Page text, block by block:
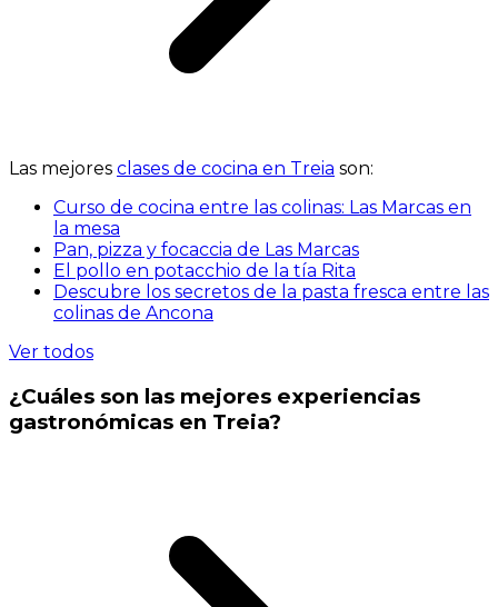
Las mejores clases de cocina en Treia son:
Curso de cocina entre las colinas: Las Marcas en
la mesa
Pan, pizza y focaccia de Las Marcas
El pollo en potacchio de la tía Rita
Descubre los secretos de la pasta fresca entre las
colinas de Ancona
Ver todos
¿Cuáles son las mejores experiencias
gastronómicas en Treia?